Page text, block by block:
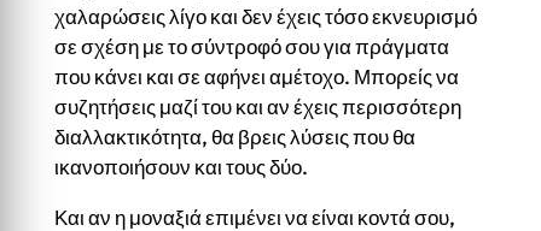
χαλαρώσεις λίγο και δεν έχεις τόσο εκνευρισμό
σε σχέση με το σύντροφό σου για πράγματα
που κάνει και σε αφήνει αμέτοχο. Μπορείς να
συζητήσεις μαζί του και αν έχεις περισσότερη
διαλλακτικότητα, θα βρεις λύσεις που θα
ικανοποιήσουν και τους δύο.
Και αν η μοναξιά επιμένει να είναι κοντά σου,